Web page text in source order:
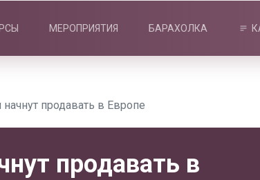
МЕРОПРИЯТИЯ БАРАХОЛКА
продавать в Европе
продавать в